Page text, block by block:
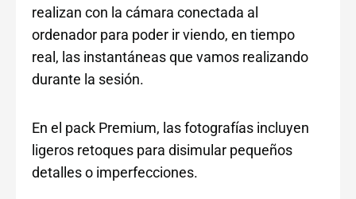
realizan con la cámara conectada al
ordenador para poder ir viendo, en tiempo
real, las instantáneas que vamos realizando
durante la sesión.
En el pack Premium, las fotografías incluyen
ligeros retoques para disimular pequeños
detalles o imperfecciones.